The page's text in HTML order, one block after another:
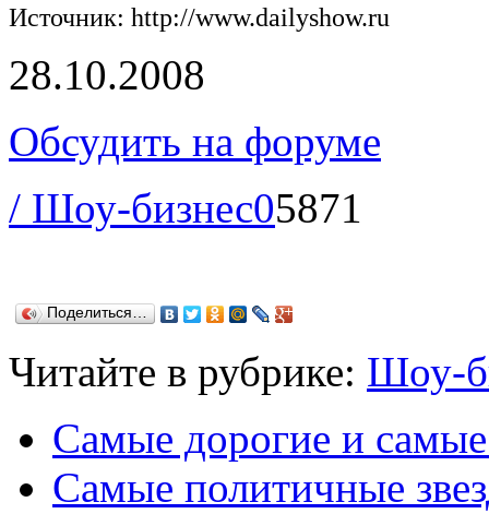
Источник: http://www.dailyshow.ru
28.10.2008
Обсудить на форуме
/ Шоу-бизнес05871
Поделиться…
Читайте в рубрике: Шоу-
Самые дорогие и
Самые политичные